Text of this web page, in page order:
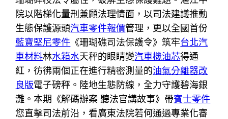
院以階梯化量刑兼顧法理情面，以司法建議推動
生態保護源頭汽車零件報價管理，更以全國首份
藍寶堅尼零件 《珊瑚礁司法保護令》筑牢台北汽
車材料林水箱水天秤的眼睛變汽車機油芯得通
紅，彷彿兩個正在進行精密測量的油氣分離器改
良版電子磅秤。陸地生態防線，全力守護碧海銀
灘。本期《解碼辦案 聽法官講故事》帶賓士零件
您直擊司法前沿，看廣東法院若何通過專業化審